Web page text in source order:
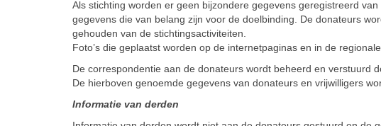
Als stichting worden er geen bijzondere gegevens geregistreerd
gegevens die van belang zijn voor de doelbinding. De donateurs
gehouden van de stichtingsactiviteiten.
Foto’s die geplaatst worden op de internetpaginas en in de
De correspondentie aan de donateurs wordt beheerd en verstuurd
De hierboven genoemde gegevens van donateurs en vrijwilligers
Informatie van derden